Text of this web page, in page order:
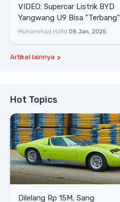
VIDEO: Supercar Listrik BYD
Yangwang U9 Bisa "Terbang"
Lewati Rintangan
Muhammad Hafid 08 Jan, 2025
Artikel lainnya
Hot Topics
Dilelang Rp 15M, Sang